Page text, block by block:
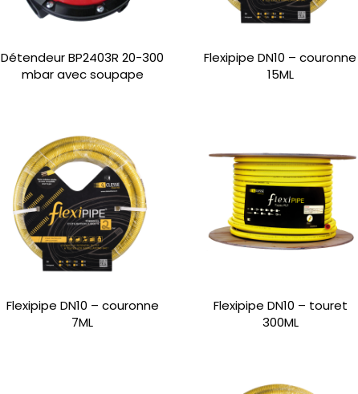
Détendeur BP2403R 20-300
mbar avec soupape
Flexipipe DN10 – couronne
15ML
Flexipipe DN10 – couronne
7ML
Flexipipe DN10 – touret
300ML